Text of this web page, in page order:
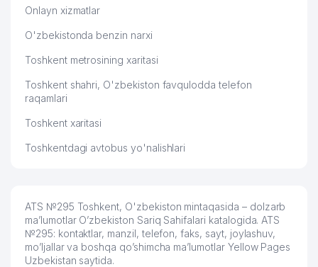
Onlayn xizmatlar
O'zbekistonda benzin narxi
Toshkent metrosining xaritasi
Toshkent shahri, O'zbekiston favqulodda telefon
raqamlari
Toshkent xaritasi
Toshkentdagi avtobus yo'nalishlari
ATS №295 Toshkent, O'zbekiston mintaqasida – dolzarb
ma’lumotlar O’zbekiston Sariq Sahifalari katalogida. ATS
№295: kontaktlar, manzil, telefon, faks, sayt, joylashuv,
mo’ljallar va boshqa qo’shimcha ma’lumotlar Yellow Pages
Uzbekistan saytida.